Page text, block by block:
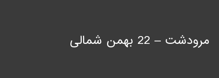
مرودشت – 22 بهمن شمالی